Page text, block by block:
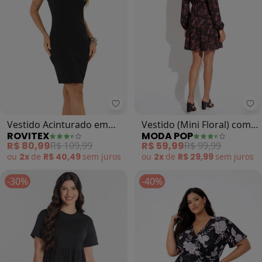
Rovitex - Vestido Acinturado em
Vestido Acinturado em
Ribana Canelada (Preto)
ROVITEX
R$ 80,99R$ 109,99
ou 2x de R$ 40,49 sem juros
Vestido (Mini Floral) com
Mangas Longas e
Babados
MODA POP
R$ 59,99R$ 99,99
ou 2x de R$ 29,99 sem juros
-30% -40%